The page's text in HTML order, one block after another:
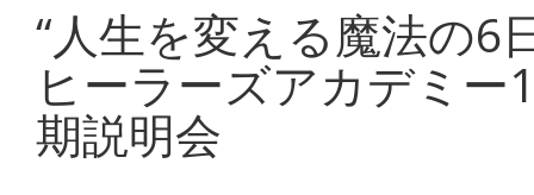
“人生を変える魔法の6
ヒーラーズアカデミー
期説明会